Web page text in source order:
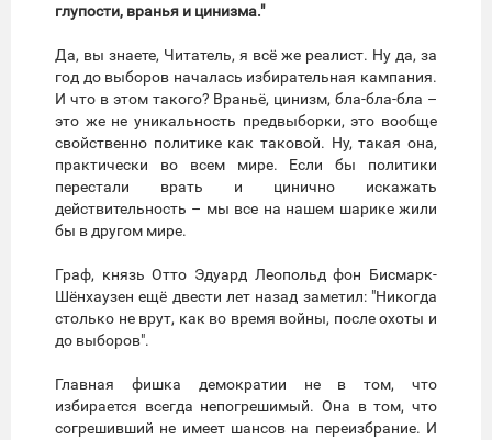
глупости, вранья и цинизма."
Да, вы знаете, Читатель, я всё же реалист. Ну да, за
год до выборов началась избирательная кампания.
И что в этом такого? Враньё, цинизм, бла-бла-бла –
это же не уникальность предвыборки, это вообще
свойственно политике как таковой. Ну, такая она,
практически во всем мире. Если бы политики
перестали врать и цинично искажать
действительность – мы все на нашем шарике жили
бы в другом мире.
Граф, князь Отто Эдуард Леопольд фон Бисмарк-
Шёнхаузен ещё двести лет назад заметил: "Никогда
столько не врут, как во время войны, после охоты и
до выборов".
Главная фишка демократии не в том, что
избирается всегда непогрешимый. Она в том, что
согрешивший не имеет шансов на переизбрание. И